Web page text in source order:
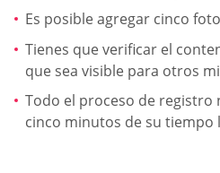
Es posible agregar cinco
Tienes que verificar el
que sea visible para otros
Todo el proceso de registro
cinco minutos de su tiempo